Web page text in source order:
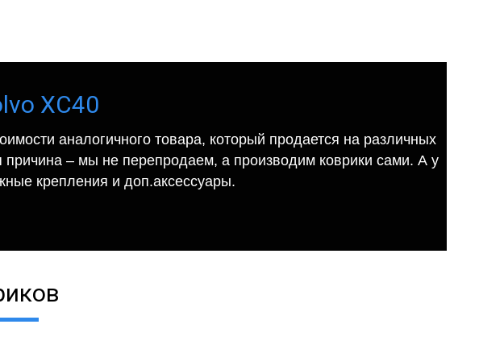
XC40
аналогичного товара, который продается на различных
причина – мы не перепродаем, а производим коврики сами. А у
крепления и доп.аксессуары.